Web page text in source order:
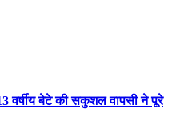
वर्षीय बेटे की सकुशल वापसी ने पूरे